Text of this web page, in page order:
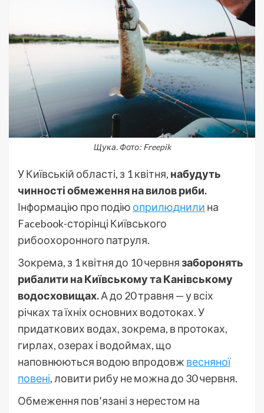
Щука. Фото: Freepik
У Київській області, з 1 квітня, набудуть
чинності обмеження на вилов риби.
Інформацію про подію оприлюднили на
Facebook-сторінці Київського
рибоохоронного патруля.
Зокрема, з 1 квітня до 10 червнязаборонять
рибалити на Київському та Канівському
водосховищах.А до 20 травня — у всіх
річках та їхніх основних водотоках. У
придаткових водах, зокрема, в протоках,
гирлах, озерах і водоймах, що
наповнюються водою впродовж весняної
повені, ловити рибу не можна до 30 червня.
Обмеження пов’язані з нерестом на